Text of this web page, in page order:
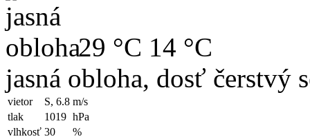
29 °C 14 °C
jasná obloha, dosť čerstvý
vietor S, 6.8 m/s
tlak
1019 hPa
vlhkosť 30 %